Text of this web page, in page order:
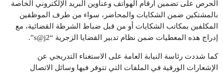
الحرص على تضمين أرقام الهواتف وعناوين البريد الإلكتروني الخاصة
بالمشتكين ضمن الشكايات والمحاضر، سواء من طرف الموظفين
المكلفين بمكاتب الشكايات أو من قبل ضباط الشرطة القضائية، مع
إدراج هذه المعطيات ضمن نظام تدبير القضايا الزجرية “s@j2”.
كما شددت رئاسة النيابة العامة على الاستغناء التدريجي عن
الإشعارات الورقية في الملفات التي تتوفر فيها وسائل الاتصال